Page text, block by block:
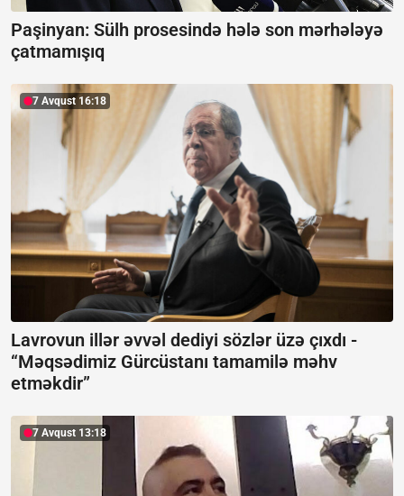
Paşinyan: Sülh prosesində hələ son mərhələyə
çatmamışıq
7 Avqust 16:18
Lavrovun illər əvvəl dediyi sözlər üzə çıxdı -
“Məqsədimiz Gürcüstanı tamamilə məhv
etməkdir”
7 Avqust 13:18